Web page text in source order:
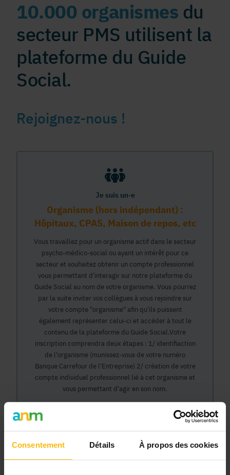
Consentement Détails À propos des cookies
10.000 organismes du
secteur PMS utilisent la
plateforme du Guide
Social.
Rejoignez-nous !
Je suis un·e
Organisme (hors indépendant) :
Hôpitaux, CPAS, Maison de repos, etc
Vous travaillez pour un organisme actif dans le secteur
psycho-médico-social ou ayant un intérêt pour ce
secteur et souhaitez obtenir un compte professionnel
vous permettant d'interagir sur notre plateforme du
Guide Social au nom de votre organisme. Vous pourrez
par la suite inviter vos collègues à vous rejoindre sur
votre compte "organisme" afin qu'ils puissent
également représenter celui-ci et accéder à tout le
contenu de la plateforme du Guide Social.Votre
inscription comprendra deux étapes : 1/ identifiaction
de l'organisme (munissez-vous de votre numéro
Banque Carrefour de l'Entreprise) 2/ création de votre
compte individuel professionnel lié à cet organisme et
vous permettant d'agir en son nom.